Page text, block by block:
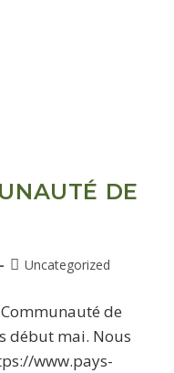
DE
Uncategorized
de
début mai. Nous
www.pays-